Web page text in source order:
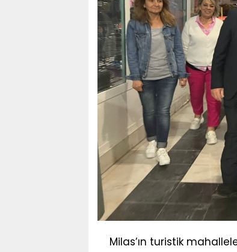
Milas’ın turistik